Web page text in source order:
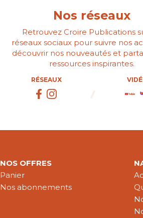
Nos réseaux
Retrouvez Croire Publications
réseaux sociaux pour suivre nos
découvrir nos nouveautés et
ressources inspirantes.
RÉSEAUX
NOS OFFRES
Panier
Nos abonnements